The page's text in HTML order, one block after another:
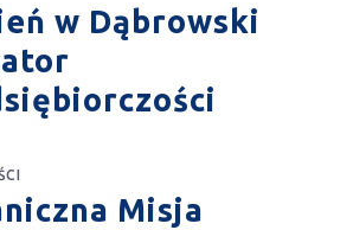
w Dąbrowski
Misja